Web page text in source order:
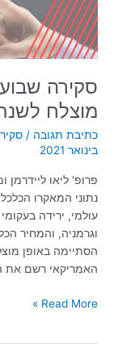
מוצלח לשנת 2020 בשווקים
כתיבת תגובה /
בינואר 2021
פרופ' ליאו
נתוני המאקרו
עולמי, ירידה
הסתיימה באופן
האמריקאי רשם את
2020
בשווקים
הפיננסיים
Read More »